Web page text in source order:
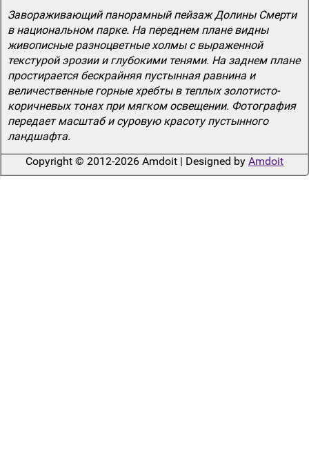
Завораживающий панорамный пейзаж Долины Смерти
в национальном парке. На переднем плане видны
живописные разноцветные холмы с выраженной
текстурой эрозии и глубокими тенями. На заднем плане
простирается бескрайняя пустынная равнина и
величественные горные хребты в теплых золотисто-
коричневых тонах при мягком освещении. Фотография
передает масштаб и суровую красоту пустынного
ландшафта.
Copyright © 2012-2026 Amdoit | Designed by Amdoit